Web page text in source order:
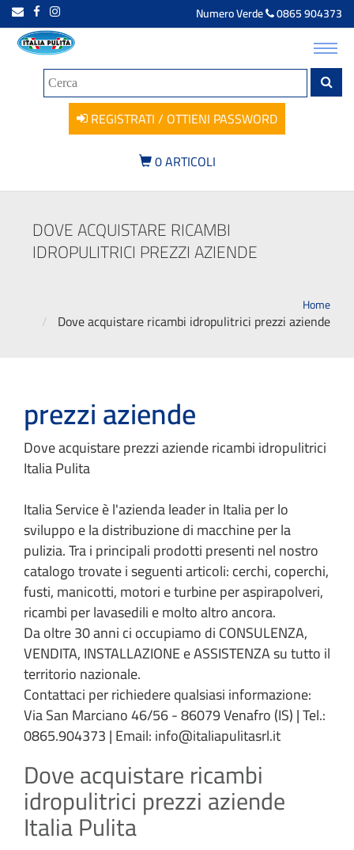
Numero Verde 0865 904373
REGISTRATI / OTTIENI PASSWORD
0ARTICOLI
DOVE ACQUISTARE RICAMBI
IDROPULITRICI PREZZI AZIENDE
Home
Dove acquistare ricambi idropulitrici prezzi aziende
prezzi aziende
Dove acquistare prezzi aziende ricambi idropulitrici
Italia Pulita
Italia Service è l'azienda leader in Italia per lo
sviluppo e la distribuzione di macchine per la
pulizia. Tra i principali prodotti presenti nel nostro
catalogo trovate i seguenti articoli: cerchi, coperchi,
fusti, manicotti, motori e turbine per aspirapolveri,
ricambi per lavasedili e molto altro ancora.
Da oltre 30 anni ci occupiamo di CONSULENZA,
VENDITA, INSTALLAZIONE e ASSISTENZA su tutto il
territorio nazionale.
Contattaci per richiedere qualsiasi informazione:
Via San Marciano 46/56 - 86079 Venafro (IS) | Tel.:
0865.904373 | Email: info@italiapulitasrl.it
Dove acquistare ricambi
idropulitrici prezzi aziende
Italia Pulita